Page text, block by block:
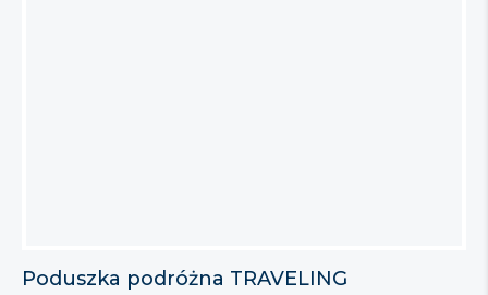
Poduszka podróżna TRAVELING